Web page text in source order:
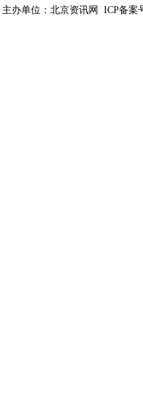
主办单位： 北京资讯网 ICP备案